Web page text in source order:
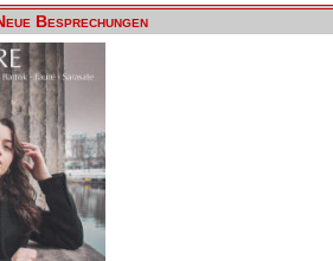
Besprechungen